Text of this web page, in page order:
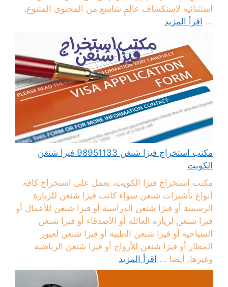
استثنائية لاستكشاف عالمٍ شاسع من المحتوى المتنوع،
... اقرأ المزيد
مكتب استخراج فيزا شنغن 98951133 فيزا شنغن
الكويت
مكتب استخراج فيزا الكويت، يعمل على استخراج كافة
أنواع تأشيرات شنغن سواء كانت فيزا شنغن للزيارة
الرسمية أو فيزا شنغن الدراسية أو فيزا شنغن للأعمال أو
فيزا شنغن لزيارة العائلة أو الأصدقاء أو فيزا شنغن
السياحية أو فيزا شنغن الطبية أو فيزا شنغن لعبور
المطار أو فيزا شنغن للأزواج أو فيزا شنغن الرياضية
وغيرها. أيضا ... اقرأ المزيد